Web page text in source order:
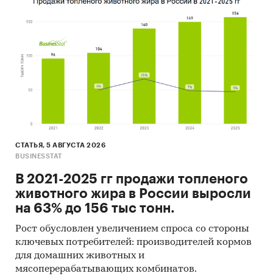
СТАТЬЯ, 5 АВГУСТА 2026
BUSINESSTAT
В 2021-2025 гг продажи топленого
животного жира в России выросли
на 63% до 156 тыс тонн.
Рост обусловлен увеличением спроса со стороны
ключевых потребителей: производителей кормов
для домашних животных и
мясоперерабатывающих комбинатов.